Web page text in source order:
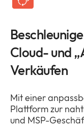
Cloud- und
Verkäufen
Mit einer
Plattform zur
und MSP-